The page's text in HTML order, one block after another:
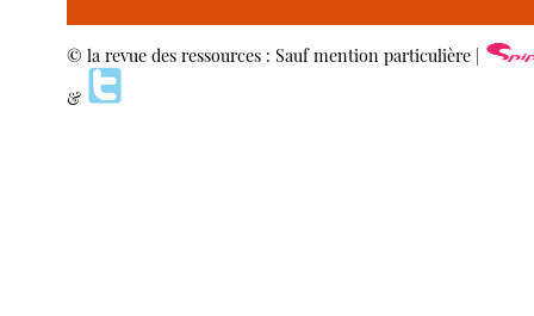
© la revue des ressources : Sauf mention particulière |
&